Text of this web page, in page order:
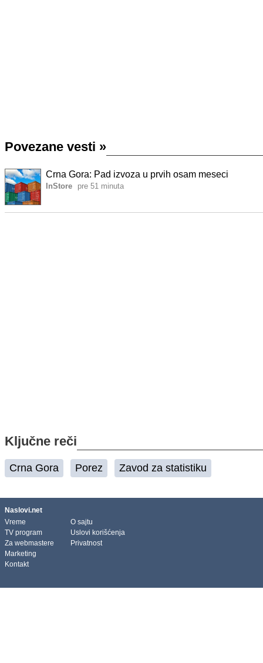
Povezane vesti »
Crna Gora: Pad izvoza u prvih osam meseci
InStore pre 51 minuta
Ključne reči
Crna Gora Porez Zavod za statistiku
Naslovi.net
Vreme
TV program
Za webmastere
Marketing
Kontakt
O sajtu
Uslovi korišćenja
Privatnost